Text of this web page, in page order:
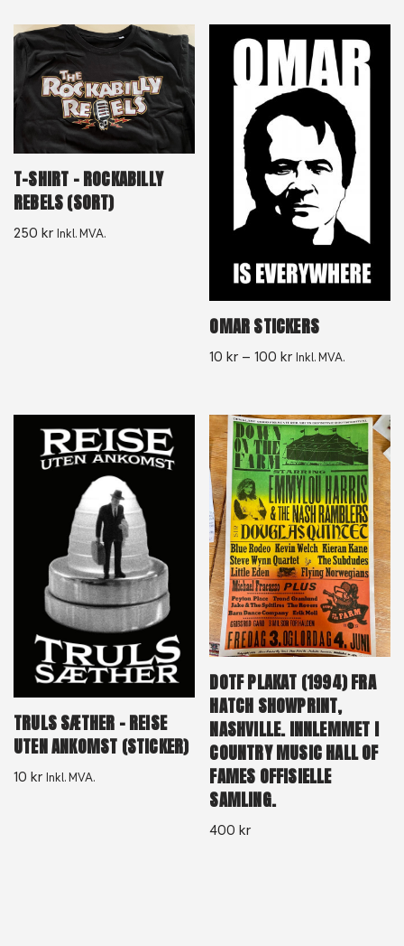
T-SHIRT – ROCKABILLY
REBELS (SORT)
250 kr Inkl. MVA.
OMAR STICKERS
10kr – 100kr Inkl. MVA.
TRULS SÆTHER – REISE
UTEN ANKOMST (STICKER)
10 kr Inkl. MVA.
DOTF PLAKAT (1994) FRA
HATCH SHOWPRINT,
NASHVILLE. INNLEMMET I
COUNTRY MUSIC HALL OF
FAMES OFFISIELLE
SAMLING.
400kr